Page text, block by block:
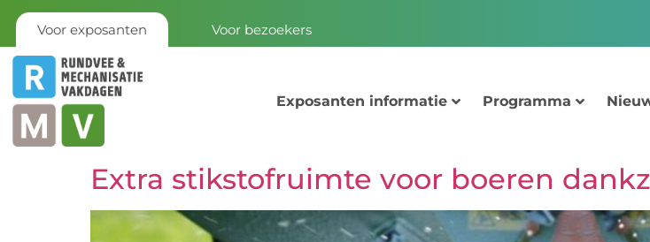
Voor exposanten Voor bezoekers
Exposanten informatie Programma
Extra stikstofruimte voor boeren